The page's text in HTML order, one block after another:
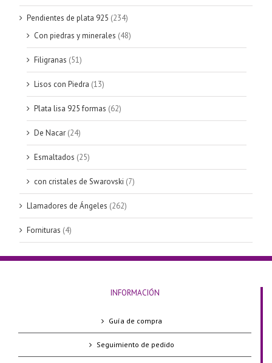
Pendientes de plata 925 (234)
Con piedras y minerales (48)
Filigranas (51)
Lisos con Piedra (13)
Plata lisa 925 formas (62)
De Nacar (24)
Esmaltados (25)
con cristales de Swarovski (7)
Llamadores de Ángeles (262)
Fornituras (4)
INFORMACIÓN
Guía de compra
Seguimiento de pedido